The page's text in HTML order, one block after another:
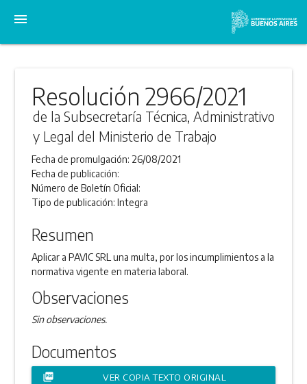
menu
Resolución 2966/2021
de la Subsecretaría Técnica, Administrativo
y Legal del Ministerio de Trabajo
Fecha de promulgación: 26/08/2021
Fecha de publicación:
Número de Boletín Oficial:
Tipo de publicación:Integra
Resumen
Aplicar a PAVIC SRL una multa, por los incumplimientos a la
normativa vigente en materia laboral.
Observaciones
Sin observaciones.
Documentos
picture_as_pdf VER COPIA TEXTO ORIGINAL